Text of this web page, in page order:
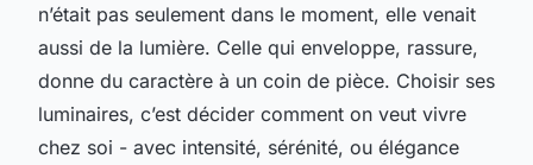
n’était pas seulement dans le moment, elle venait
aussi de la lumière. Celle qui enveloppe, rassure,
donne du caractère à un coin de pièce. Choisir ses
luminaires, c’est décider comment on veut vivre
chez soi - avec intensité, sérénité, ou élégance